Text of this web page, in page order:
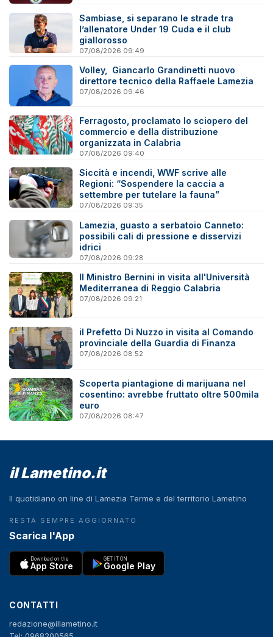
Sambiase, si separano le strade tra
l’allenatore Under 19 Cuda e il club
giallorosso
07/08/2026 09:49
Volley, Giancarlo Grandinetti nuovo
direttore tecnico della Raffaele Lamezia
07/08/2026 09:46
Ferragosto, proclamato lo sciopero del
commercio e della distribuzione
organizzata in Calabria
07/08/2026 09:40
Siccità e incendi, WWF scrive alle
Regioni: “Sospendere la caccia a
settembre per tutelare la fauna”
07/08/2026 09:35
Lamezia, guasto a serbatoio Canneto:
possibili cali di pressione e disservizi
idrici
07/08/2026 09:28
Il Ministro Bernini in visita all'Università
Mediterranea di Reggio Calabria
07/08/2026 09:21
il Prefetto Di Nuzzo in visita al Comando
provinciale della Guardia di Finanza
07/08/2026 08:52
Scoperta piantagione di marijuana nel
cosentino: avrebbe fruttato oltre 500mila
euro
07/08/2026 08:47
il Lametino.it
Il quotidiano on line di Lamezia Terme e del territorio Lametino
RESTA SEMPRE AGGIORNATO
Scarica l'App
Download on the
App Store
GET IT ON
Google Play
CONTATTI
redazione@illametino.it